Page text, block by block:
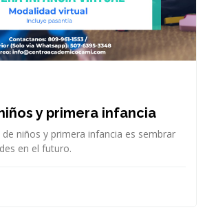
y primera infancia
niños y primera infancia es sembrar
en el futuro.